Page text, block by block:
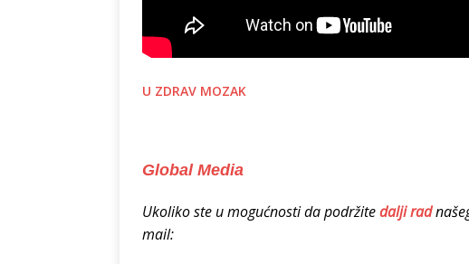
U ZDRAV MOZAK
Global Media
Ukoliko ste u mogućnosti da podržitedalji rad
mail: